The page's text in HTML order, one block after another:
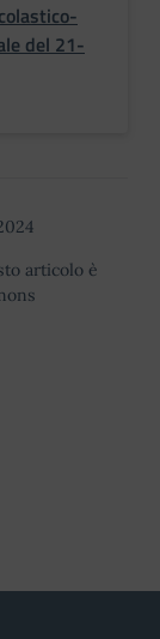
del 21-
articolo è